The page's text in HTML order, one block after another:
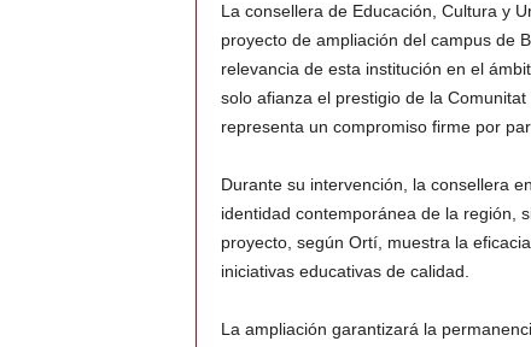
La consellera de Educación, Cultura y
proyecto de ampliación del campus de
relevancia de esta institución en el
solo afianza el prestigio de la
representa un compromiso firme por
Durante su intervención, la consellera
identidad contemporánea de la región,
proyecto, según Ortí, muestra la
iniciativas educativas de calidad.
La ampliación garantizará la